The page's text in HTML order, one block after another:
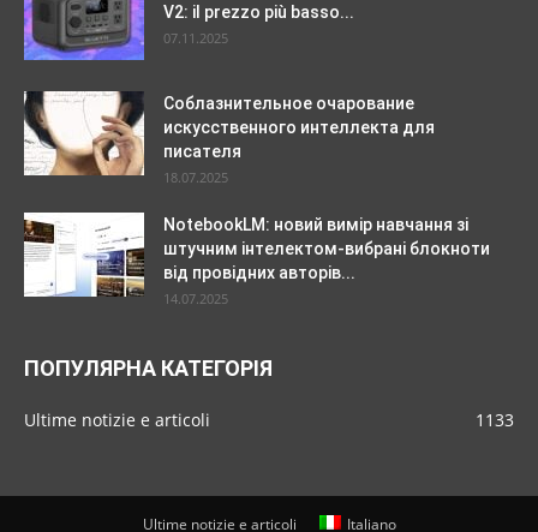
V2: il prezzo più basso...
07.11.2025
Соблазнительное очарование
искусственного интеллекта для
писателя
18.07.2025
NotebookLM: новий вимір навчання зі
штучним інтелектом-вибрані блокноти
від провідних авторів...
14.07.2025
ПОПУЛЯРНА КАТЕГОРІЯ
Ultime notizie e articoli 1133
Ultime notizie e articoli Italiano